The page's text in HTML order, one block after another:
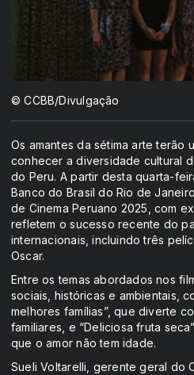
© CCBB/Divulgação
Os amantes da sétima arte terão
conhecer a diversidade cultural
do Peru. A partir desta quarta-
Banco do Brasil do Rio de
de Cinema Peruano 2025, com
refletem o sucesso recente do
internacionais, incluindo três
Oscar.
Entre os temas abordados nos
sociais, históricas e ambientais,
melhores famílias”, que diverte
familiares, e “Deliciosa fruta
que o amor não tem idade.
Sueli Voltarelli, gerente geral do